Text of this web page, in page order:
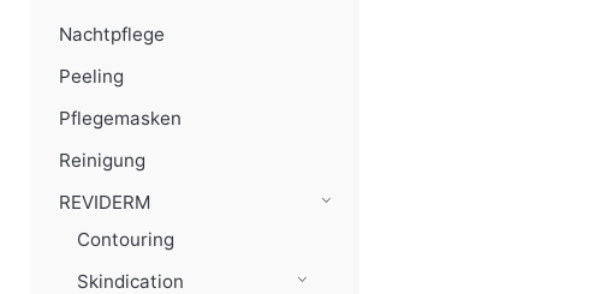
Nachtpflege
Peeling
Pflegemasken
Reinigung
REVIDERM
Contouring
Skindication